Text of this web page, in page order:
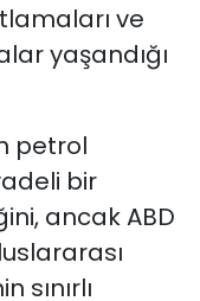
ve
yaşandığı
petrol
bir
ancak ABD
sınırlı